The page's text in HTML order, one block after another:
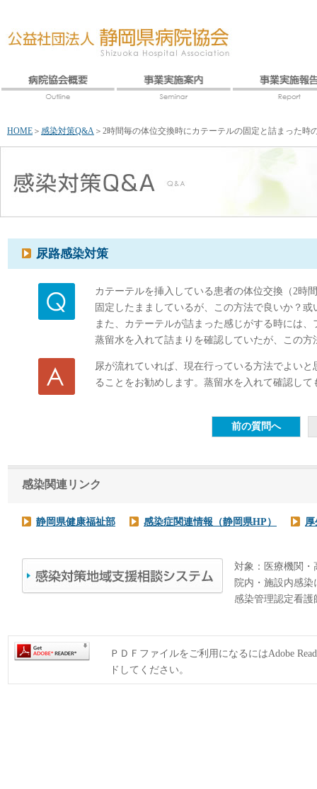
HOME ＞ 感染対策Q&A ＞ 2時間毎の体位交換時にカテーテルの固定と詰まった時
尿路感染対策
カテーテルを挿入している患者の体位交換（2時
固定したまましているが、この方法で良いか？
また、カテーテルが詰まった感じがする時には
蒸留水を入れて詰まりを確認していたが、この方
尿が流れていれば、現在行っている方法でよい
ることをお勧めします。蒸留水を入れて確認し
感染関連リンク
静岡県健康福祉部 感染症関連情報（静岡県HP）
対象：医療機関・
院内・施設内感
感染管理認定看
ＰＤＦファイルをご利用になるにはAdobe
ドしてください。